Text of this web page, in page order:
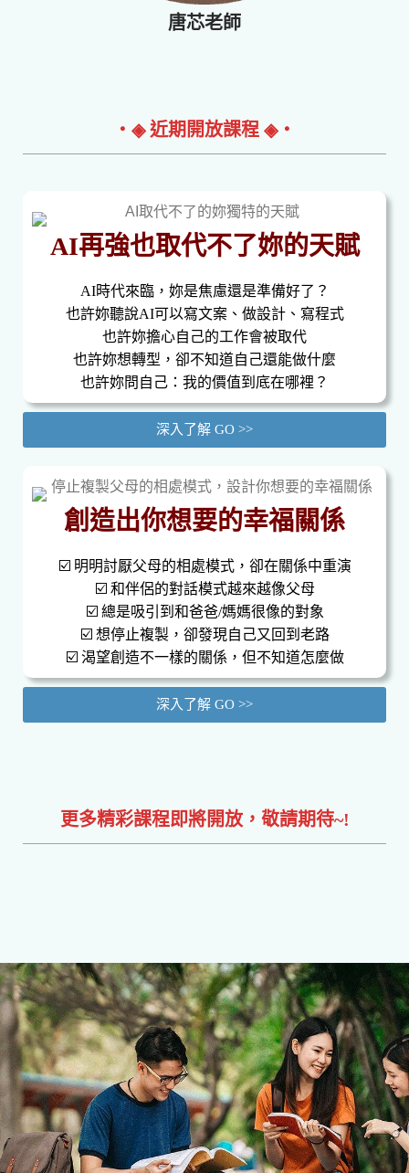
唐芯老師
‧◈ 近期開放課程 ◈‧
AI再強也取代不了妳的天賦
AI時代來臨，妳是焦慮還是準備好了？
也許妳聽說AI可以寫文案、做設計、寫程式
也許妳擔心自己的工作會被取代
也許妳想轉型，卻不知道自己還能做什麼
也許妳問自己：我的價值到底在哪裡？
深入了解 GO >>
創造出你想要的幸福關係
☑️ 明明討厭父母的相處模式，卻在關係中重演
☑️ 和伴侶的對話模式越來越像父母
☑️ 總是吸引到和爸爸/媽媽很像的對象
☑️ 想停止複製，卻發現自己又回到老路
☑️ 渴望創造不一樣的關係，但不知道怎麼做
深入了解 GO >>
更多精彩課程即將開放，敬請期待~!